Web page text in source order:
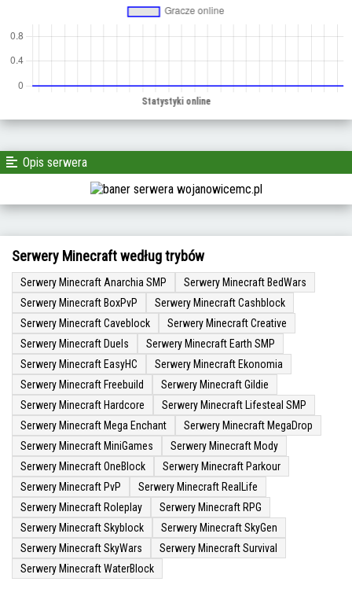
Opis serwera
Serwery Minecraft według trybów
Serwery Minecraft Anarchia SMP
Serwery Minecraft BedWars
Serwery Minecraft BoxPvP
Serwery Minecraft Cashblock
Serwery Minecraft Caveblock
Serwery Minecraft Creative
Serwery Minecraft Duels
Serwery Minecraft Earth SMP
Serwery Minecraft EasyHC
Serwery Minecraft Ekonomia
Serwery Minecraft Freebuild
Serwery Minecraft Gildie
Serwery Minecraft Hardcore
Serwery Minecraft Lifesteal SMP
Serwery Minecraft Mega Enchant
Serwery Minecraft MegaDrop
Serwery Minecraft MiniGames
Serwery Minecraft Mody
Serwery Minecraft OneBlock
Serwery Minecraft Parkour
Serwery Minecraft PvP
Serwery Minecraft RealLife
Serwery Minecraft Roleplay
Serwery Minecraft RPG
Serwery Minecraft Skyblock
Serwery Minecraft SkyGen
Serwery Minecraft SkyWars
Serwery Minecraft Survival
Serwery Minecraft WaterBlock